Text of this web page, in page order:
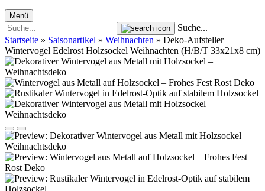
Menü
Suche...
Startseite » Saisonartikel » Weihnachten » Deko-Aufsteller
Wintervogel Edelrost Holzsockel Weihnachten (H/B/T 33x21x8 cm)